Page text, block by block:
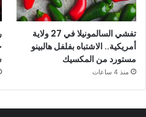
تفشي السالمونيلا في 27 ولاية
أمريكية.. الاشتباه بفلفل هالبينو
مستورد من المكسيك
منذ 4 ساعات